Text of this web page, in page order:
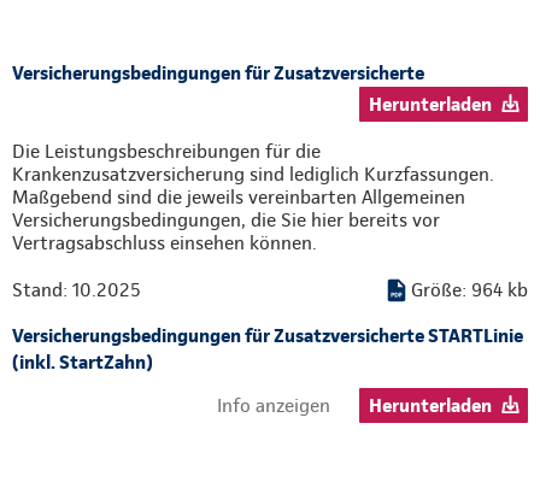
Versicherungsbedingungen für Zusatzversicherte
Herunterladen
Die Leistungsbeschreibungen für die
Krankenzusatzversicherung sind lediglich Kurzfassungen.
Maßgebend sind die jeweils vereinbarten Allgemeinen
Versicherungsbedingungen, die Sie hier bereits vor
Vertragsabschluss einsehen können.
Stand: 10.2025
Größe: 964 kb
Versicherungsbedingungen für Zusatzversicherte STARTLinie
(inkl. StartZahn)
Info anzeigen
Herunterladen